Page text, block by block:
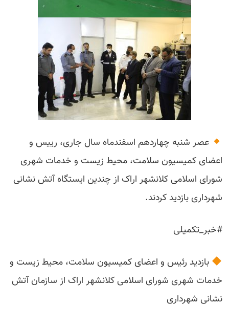
عصر شنبه چهاردهم اسفندماه سال جاری، رییس و
اعضای کمیسیون سلامت، محیط زیست و خدمات شهری
شورای اسلامی کلانشهر اراک از چندین ایستگاه آتش نشانی
شهرداری بازدید کردند.
#خبر_تکمیلی
بازدید رئیس و اعضای کمیسیون سلامت، محیط زیست و
خدمات شهری شورای اسلامی کلانشهر اراک از سازمان آتش
نشانی شهرداری